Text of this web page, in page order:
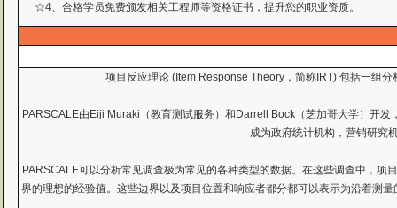
☆4、合格学员免费颁发相关工程师等资格证书，提升您的职业资质。
项目反应理论 (Item Response Theory，简称IRT) 包括一组
PARSCALE由Eiji Muraki（教育测试服务）和Darrell Bock（芝加哥大学）开
成为政府统计机构，营销研究
PARSCALE可以分析常见调查极为常见的各种类型的数据。在这些调查中，
界的理想的经验值。这些边界以及项目位置和响应者都分都可以表示为沿着测